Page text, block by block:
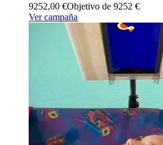
9252,00 €Objetivo de 9252 €
Ver campaña